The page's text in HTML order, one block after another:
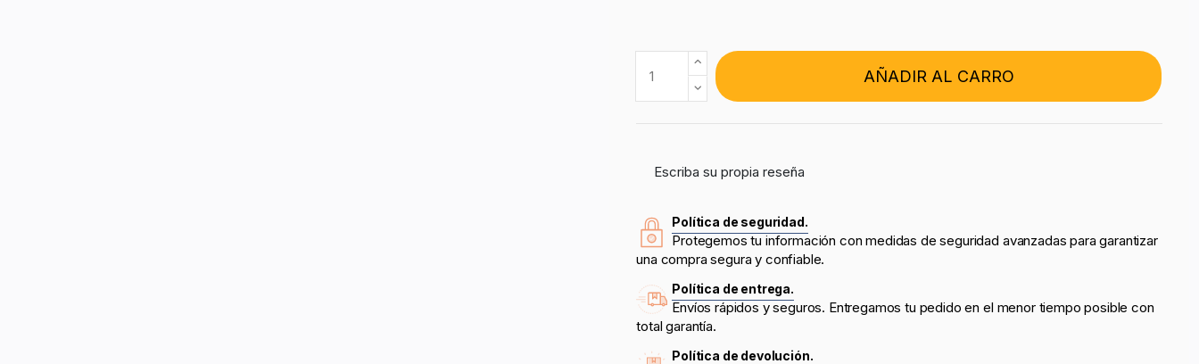
AÑADIR AL CARRO
Escriba su propia reseña
Política de seguridad.
Protegemos tu información con medidas de seguridad avanzadas para garantizar
una compra segura y confiable.
Política de entrega.
Envíos rápidos y seguros. Entregamos tu pedido en el menor tiempo posible con
total garantía.
Política de devolución.